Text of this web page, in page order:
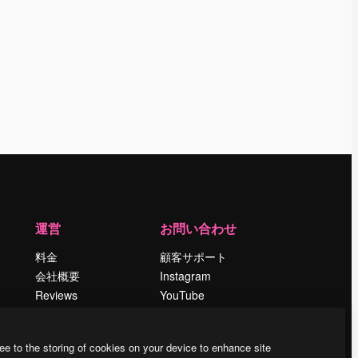
運営
料金
会社概要
Reviews
ブログ
お問い合わせ
顧客サポート
Instagram
YouTube
Discord
to the storing of cookies on your device to enhance site